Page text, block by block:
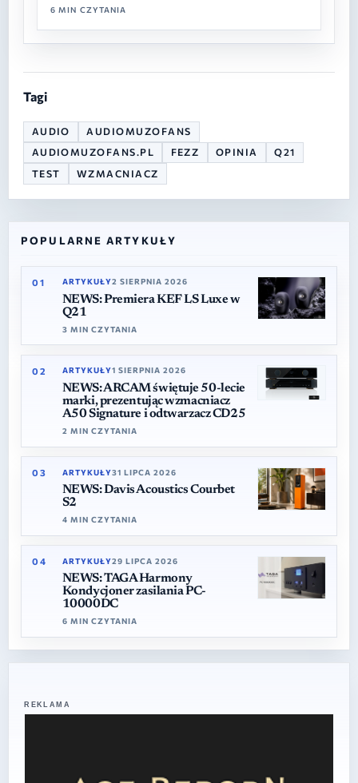
6 MIN CZYTANIA
Tagi
AUDIO
AUDIOMUZOFANS
AUDIOMUZOFANS.PL
FEZZ OPINIA
Q21
TEST
WZMACNIACZ
POPULARNE ARTYKUŁY
01 ARTYKUŁY2 SIERPNIA 2026
NEWS: Premiera KEF LS Luxe w
Q21
3 MIN CZYTANIA
02 ARTYKUŁY1 SIERPNIA 2026
NEWS: ARCAM świętuje 50-lecie
marki, prezentując wzmacniacz
A50 Signature i odtwarzacz CD25
2 MIN CZYTANIA
03 ARTYKUŁY31 LIPCA 2026
NEWS: Davis Acoustics Courbet
S2
4 MIN CZYTANIA
04 ARTYKUŁY29 LIPCA 2026
NEWS: TAGA Harmony
Kondycjoner zasilania PC-
10000DC
6 MIN CZYTANIA
REKLAMA